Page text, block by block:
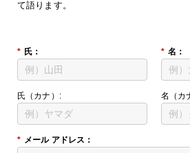
て語ります。
* 氏： * 名：
氏（カナ）: 名（カ
* メール アドレス：